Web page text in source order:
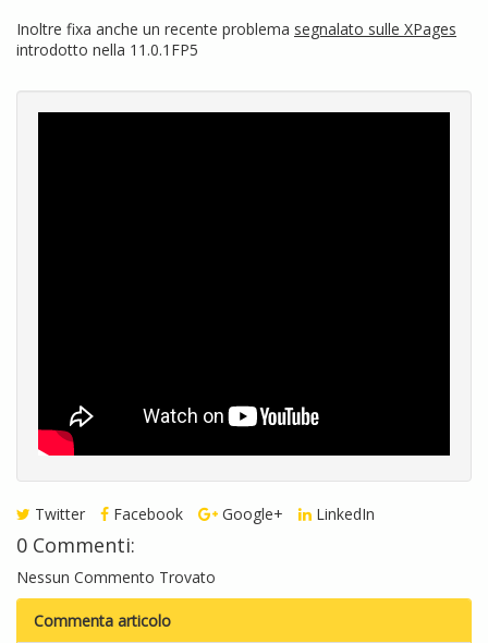
Inoltre fixa anche un recente problema segnalato sulle XPages
introdotto nella 11.0.1FP5
Twitter Facebook Google+ LinkedIn
0 Commenti:
Nessun Commento Trovato
Commenta articolo